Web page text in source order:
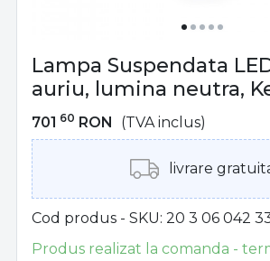
Lampa Suspendata
auriu, lumina neutra,
701 60 RON (TVA inclus)
livrare
Cod produs - SKU 20 3 06 042
Produs realizat la comanda -